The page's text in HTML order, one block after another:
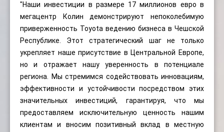
"Наши инвестиции в размере 17 миллионов евро в
мегацентр Колин демонстрируют непоколебимую
приверженность Toyota ведению бизнеса в Чешской
Республике. Этот стратегический шаг не только
укрепляет наше присутствие в Центральной Европе,
но и отражает нашу уверенность в потенциале
региона. Мы стремимся содействовать инновациям,
эффективности и устойчивости посредством этих
значительных инвестиций, гарантируя, что мы
предоставляем исключительную ценность нашим
клиентам и вносим позитивный вклад в местную